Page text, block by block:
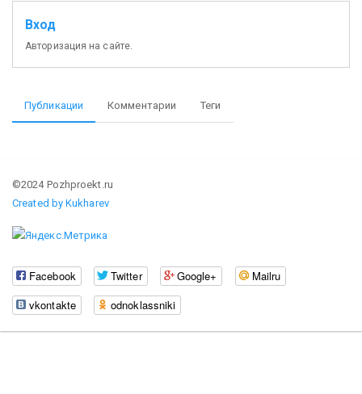
Вход
Авторизация на сайте.
Публикации Комментарии Теги
©2024 Pozhproekt.ru
Created by Kukharev
Facebook Twitter Google+
Mailru
vkontakte
odnoklassniki